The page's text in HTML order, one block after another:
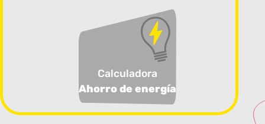
Calculadora
Ahorro de energía